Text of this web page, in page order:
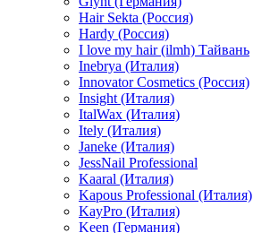
Hair Sekta (Россия)
Hardy (Россия)
I love my hair (ilmh) Тайвань
Inebrya (Италия)
Innovator Cosmetics (Россия)
Insight (Италия)
ItalWax (Италия)
Itely (Италия)
Janeke (Италия)
JessNail Professional
Kaaral (Италия)
Kapous Professional (Италия)
KayPro (Италия)
Keen (Германия)